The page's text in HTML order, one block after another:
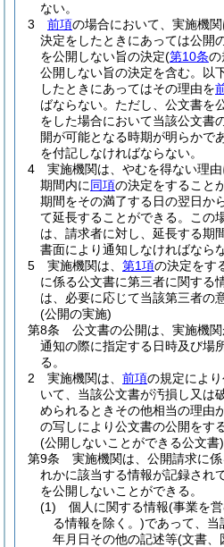
ない。
3
前項の場合において、実施機
決定をしたときにあっては公開
を公開しない旨の決定(第10条の
公開しない旨の決定を含む。以
したときにあってはその理由を
ばならない。 ただし、公文書を
をした場合において当該公文書
開が可能となる時期が明らかで
を付記しなければならない。
4
実施機関は、やむを得ない理由
期間内に同項の決定をすること
期間をその満了する日の翌日か
て延長することができる。
この
は、請求者に対し、延長する期
書面により通知しなければならな
5
実施機関は、 第1項の決定をす
に係る公文書に第三者に関する
は、必要に応じて当該第三者の
(公開の実施)
第8条
公文書の公開は、実施機
通知の際に指定する日時及び場
る。
2
実施機関は、 前項の規定によ
いて、当該公文書が汚損し又は
められるときその他相当の理由
の写しにより公文書の公開をす
(公開しないことができる公文書)
第9条
実施機関は、公開請求に
れかに該当する情報が記録され
を公開しないことができる。
(1)
個人に関する情報(事業を
る情報を除く。)であって、当
年月日その他の記述等(文書、